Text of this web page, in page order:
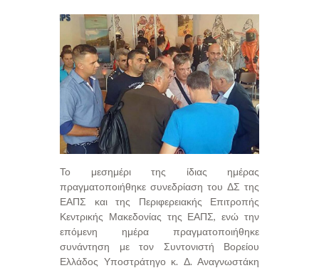
Το μεσημέρι της ίδιας ημέρας
πραγματοποιήθηκε συνεδρίαση του ΔΣ της
ΕΑΠΣ και της Περιφερειακής Επιτροπής
Κεντρικής Μακεδονίας της ΕΑΠΣ, ενώ την
επόμενη ημέρα πραγματοποιήθηκε
συνάντηση με τον Συντονιστή Βορείου
Ελλάδος Υποστράτηγο κ. Δ. Αναγνωστάκη